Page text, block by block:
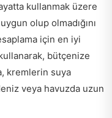
kullanmak üzere
olup olmadığını
için en iyi
bütçenize
kremlerin suya
veya havuzda uzun